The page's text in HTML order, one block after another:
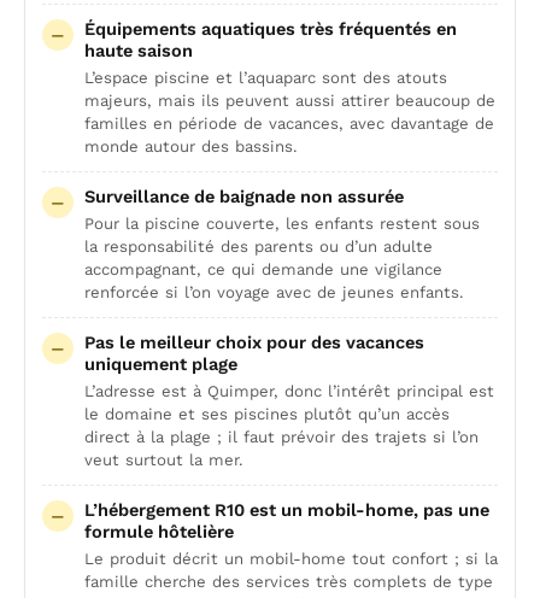
Équipements aquatiques très fréquentés en
haute saison
L’espace piscine et l’aquaparc sont des atouts
majeurs, mais ils peuvent aussi attirer beaucoup de
familles en période de vacances, avec davantage de
monde autour des bassins.
Surveillance de baignade non assurée
Pour la piscine couverte, les enfants restent sous
la responsabilité des parents ou d’un adulte
accompagnant, ce qui demande une vigilance
renforcée si l’on voyage avec de jeunes enfants.
Pas le meilleur choix pour des vacances
uniquement plage
L’adresse est à Quimper, donc l’intérêt principal est
le domaine et ses piscines plutôt qu’un accès
direct à la plage ; il faut prévoir des trajets si l’on
veut surtout la mer.
L’hébergement R10 est un mobil-home, pas une
formule hôtelière
Le produit décrit un mobil-home tout confort ; si la
famille cherche des services très complets de type